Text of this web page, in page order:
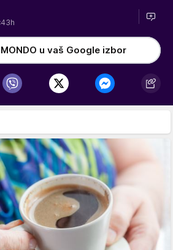
u vaš Google izbor